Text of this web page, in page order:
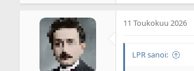
11 Toukokuu 2026
LPR sanoi: